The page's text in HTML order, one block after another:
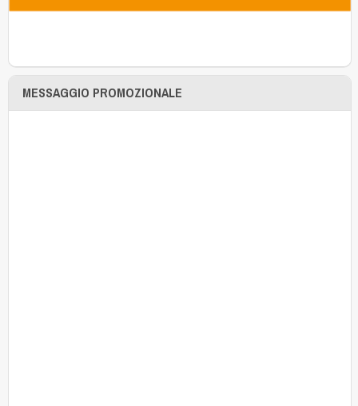
MESSAGGIO PROMOZIONALE